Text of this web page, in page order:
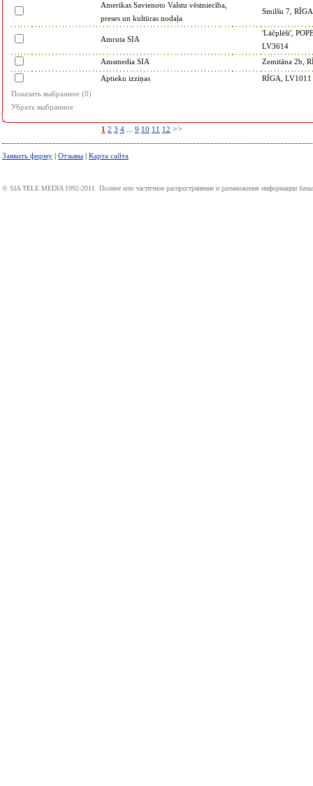
Amerikas Savienoto Valstu vēstniecība,
preses un kultūras nodaļa
Smilšu 7,
Amruta SIA
'Lāčplēši',
LV3614
Amsmedia SIA
Zemitāna 2b,
Aptieku izziņas
RĪGA, LV1011
Показать выбранное (0)
Убрать выбранное
1 2 3 4 ... 9 10 11 12 >>
Заявить фирму | Отзывы | Карта сайта
© SIA TELE MEDIA 1992-2011. Полное или частичное распространение и размножение информации